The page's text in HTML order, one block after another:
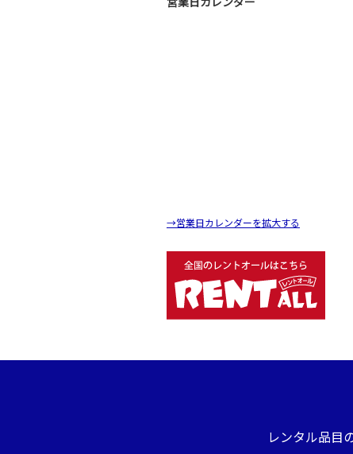
→営業日カレンダーを拡大する
レンタル品目